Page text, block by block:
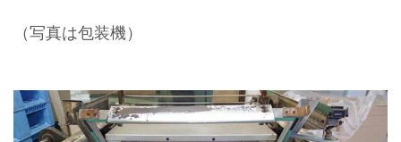
（写真は包装機）